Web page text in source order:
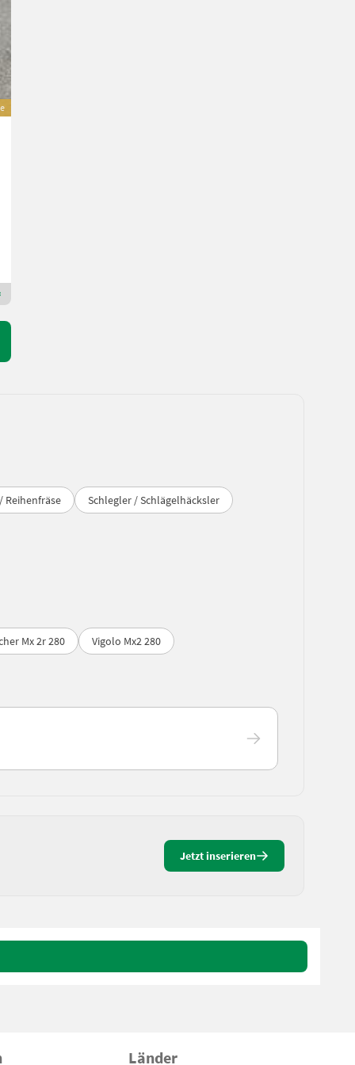
Reihenfräse
Schlegler / Schlägelhäcksler
Mx 2r 280
Vigolo Mx2 280
Jetzt inserieren
Länder